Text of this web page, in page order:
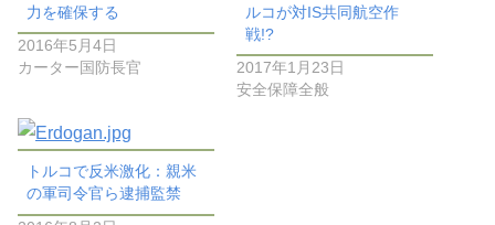
力を確保する
2016年5月4日
カーター国防長官
ルコが対IS共同航空作
戦!?
2017年1月23日
安全保障全般
トルコで反米激化：親米
の軍司令官ら逮捕監禁